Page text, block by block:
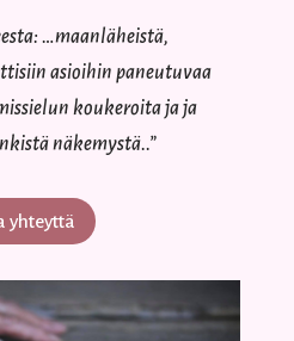
…maanläheistä,
asioihin paneutuvaa
koukeroita ja ja
näkemystä..”
yhteyttä